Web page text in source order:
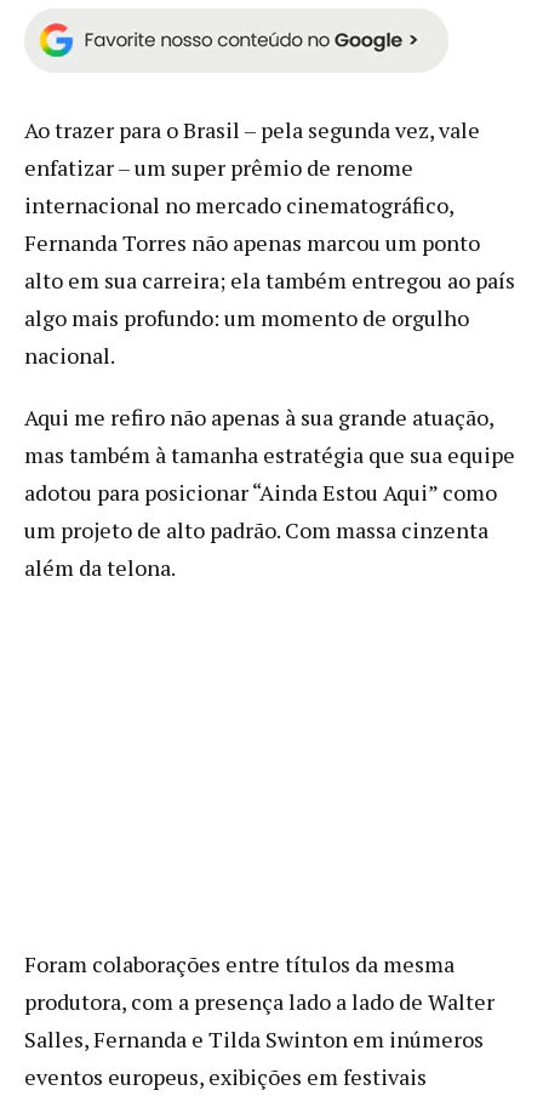
Ao trazer para o Brasil – pela segunda vez, vale
enfatizar – um super prêmio de renome
internacional no mercado cinematográfico,
Fernanda Torres não apenas marcou um ponto
alto em sua carreira; ela também entregou ao país
algo mais profundo: um momento de orgulho
nacional.
Aqui me refiro não apenas à sua grande atuação,
mas também à tamanha estratégia que sua equipe
adotou para posicionar “Ainda Estou Aqui” como
um projeto de alto padrão. Com massa cinzenta
além da telona.
Foram colaborações entre títulos da mesma
produtora, com a presença lado a lado de Walter
Salles, Fernanda e Tilda Swinton em inúmeros
eventos europeus, exibições em festivais